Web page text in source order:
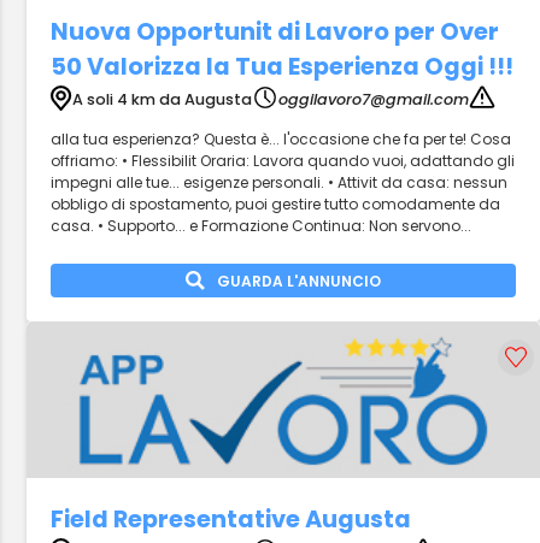
Nuova Opportunit di Lavoro per Over
50 Valorizza la Tua Esperienza Oggi !!!
A soli 4 km da Augusta
oggilavoro7@gmail.com
alla tua esperienza? Questa è... l'occasione che fa per te! Cosa
offriamo: • Flessibilit Oraria: Lavora quando vuoi, adattando gli
impegni alle tue... esigenze personali. • Attivit da casa: nessun
obbligo di spostamento, puoi gestire tutto comodamente da
casa. • Supporto... e Formazione Continua: Non servono...
GUARDA L'ANNUNCIO
Field Representative Augusta